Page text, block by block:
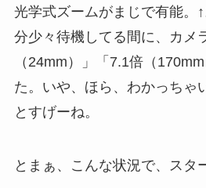
光学式ズームがまじで有能。
分少々待機してる間に、カメ
（24mm）」「7.1倍（
た。いや、ほら、わかっちゃ
とすげーね。
とまぁ、こんな状況で、スタ